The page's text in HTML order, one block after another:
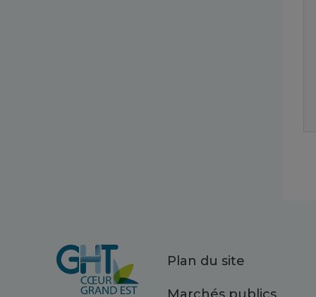
Plan du site